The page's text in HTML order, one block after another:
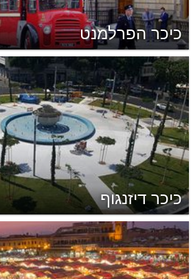
כיכר הפרלמנט
כיכר דיזנגוף